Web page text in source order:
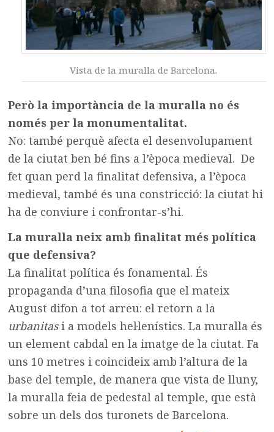
Vista de la muralla de Barcelona.
Però la importància de la muralla no és
només per la monumentalitat.
No: també perquè afecta el desenvolupament
de la ciutat ben bé fins a l’època medieval. De
fet quan perd la finalitat defensiva, a l’època
medieval, també és una constricció: la ciutat hi
ha de conviure i confrontar-s’hi.
La muralla neix amb finalitat més política
que defensiva?
La finalitat política és fonamental. És
propaganda d’una filosofia que el mateix
August difon a tot arreu: el retorn a la
urbanitasi a models hel·lenístics. La muralla és
un element cabdal en la imatge de la ciutat. Fa
uns 10 metres i coincideix amb l’altura de la
base del temple, de manera que vista de lluny,
la muralla feia de pedestal al temple, que està
sobre un dels dos turonets de Barcelona.